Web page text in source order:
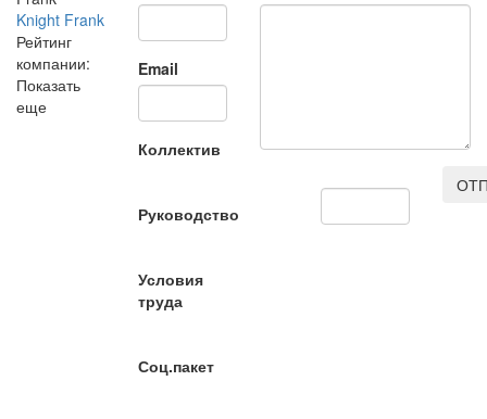
Knight Frank
Рейтинг
компании:
Показать
еще
Email
Коллектив
Руководство
Условия
труда
Соц.пакет